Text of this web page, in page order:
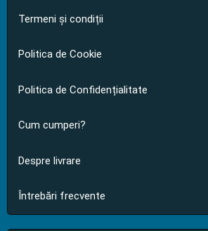
Termeni și condiții
Politica de Cookie
Politica de Confidențialitate
Cum cumperi?
Despre livrare
Întrebări frecvente